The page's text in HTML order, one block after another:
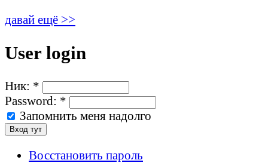
давай ещё >>
User login
Ник: *
Password: *
Запомнить меня надолго
Восстановить пароль